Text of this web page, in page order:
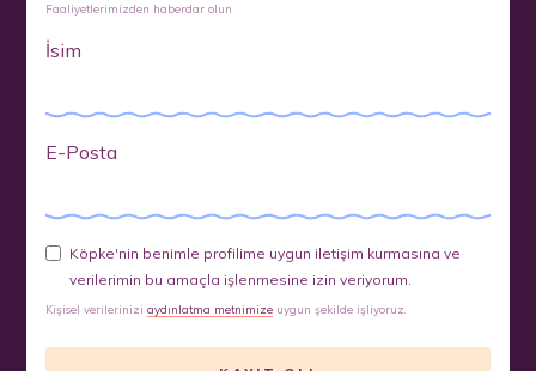
Faaliyetlerimizden haberdar olun
İsim
E-Posta
Köpke'nin benimle profilime uygun iletişim kurmasına ve
verilerimin bu amaçla işlenmesine izin veriyorum.
Kişisel verileriniziaydınlatma metnimize uygun şekilde işliyoruz.